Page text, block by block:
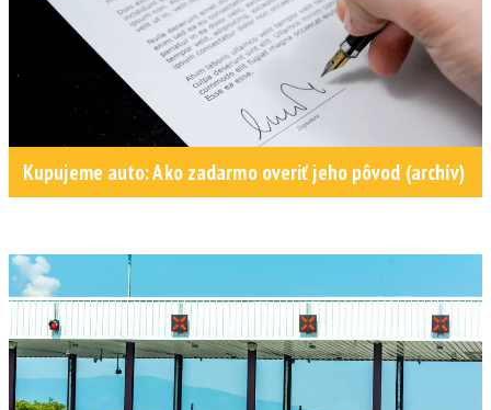
Kupujeme auto: Ako zadarmo overiť jeho pôvod (archív)